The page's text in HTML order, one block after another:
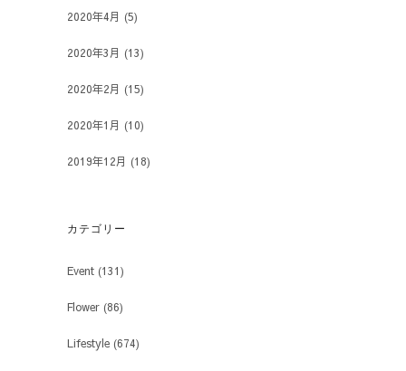
2020年4月 (5)
2020年3月 (13)
2020年2月 (15)
2020年1月 (10)
2019年12月 (18)
カテゴリー
Event (131)
Flower (86)
Lifestyle (674)